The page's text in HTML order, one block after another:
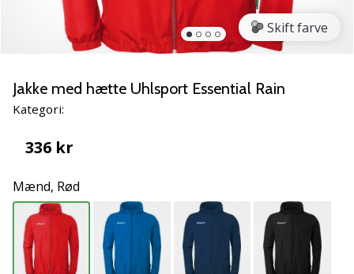
Weplayvolleyball
ambassadør
du
den
hobby
Så
lad
os
løbe
sammen.
Skift farve
Jakke med hætte Uhlsport Essential Rain
Kategori:
336 kr
Mænd, Rød